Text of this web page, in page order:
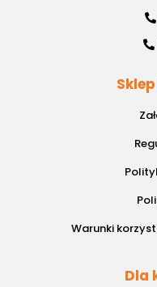
Warunki
Dla